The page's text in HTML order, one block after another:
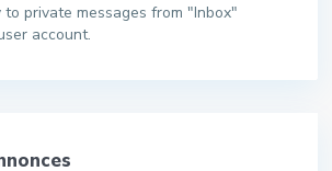
to private messages from "Inbox"
account.